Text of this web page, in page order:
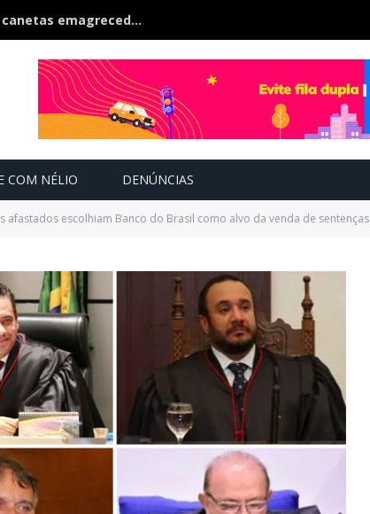
Polícia estoura fábrica clandestina de canetas emagrecedoras é fechada na fronteira
COM NÉLIO DENÚNCIAS
afastados escolhiam Banco do Brasil como alvo da venda de sentenças